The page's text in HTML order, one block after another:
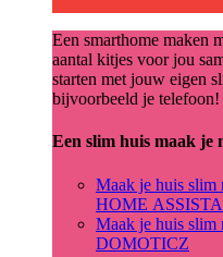
Een smarthome maken
aantal kitjes voor jou
starten met jouw eigen
bijvoorbeeld je telefoon!
Een slim huis maak je
Maak je huis slim
HOME
Maak je huis slim
DOMOTICZ